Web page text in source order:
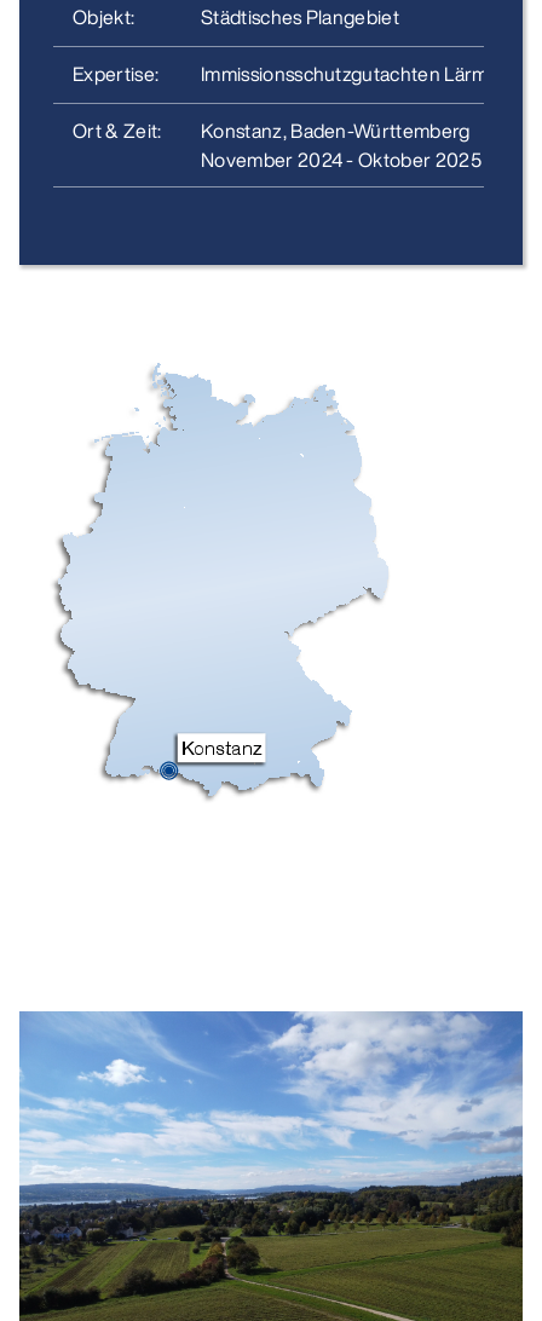
Objekt:
Städtisches Plangebiet
Expertise:
Immissionsschutzgutachten Lärm
Ort & Zeit:
Konstanz, Baden-Württemberg
November 2024 - Oktober 2025